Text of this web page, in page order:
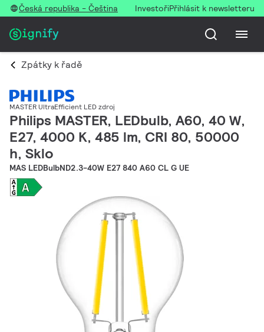
Česká republika - Čeština InvestořiPřihlásit k newsletteru
Zpátky k řadě
MASTER UltraEfficient LED zdroj
Philips MASTER, LEDbulb, A60, 40 W,
E27, 4000 K, 485 lm, CRI 80, 50000
h, Sklo
MAS LEDBulbND2.3-40W E27 840 A60 CL G UE